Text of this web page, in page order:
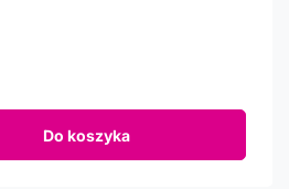
Do koszyka